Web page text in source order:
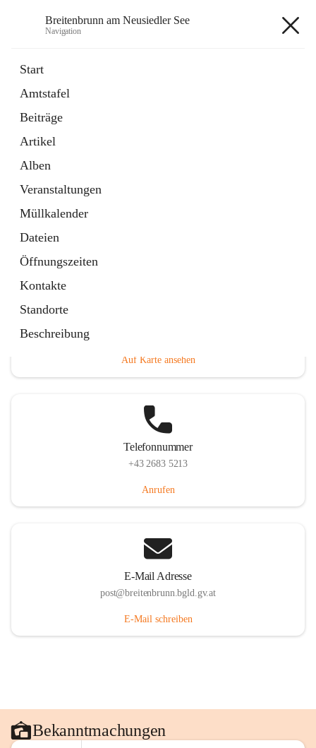
Breitenbrunn am Neusiedler See
Navigation
Start
Amtstafel
Beiträge
Artikel
Alben
Veranstaltungen
Müllkalender
Dateien
Öffnungszeiten
Kontakte
Standorte
Beschreibung
18 Schnellzugriffe
Gemeindeservice
Auf Karte ansehen
Telefonnummer
+43 2683 5213
Anrufen
E-Mail Adresse
post@breitenbrunn.bgld.gv.at
E-Mail schreiben
Bekanntmachungen